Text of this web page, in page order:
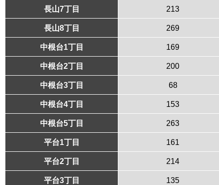
長山7丁目 213
長山8丁目 269
中根台1丁目 169
中根台2丁目 200
中根台3丁目 68
中根台4丁目 153
中根台5丁目 263
平台1丁目 161
平台2丁目 214
平台3丁目 135